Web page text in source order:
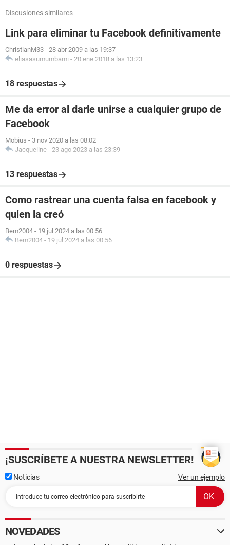
Discusiones similares
Link para eliminar tu Facebook definitivamente
ChristianM33 - 28 abr 2009 a las 19:37
eliasasumumbami - 20 ene 2018 a las 13:23
18 respuestas
Me da error al darle unirse a cualquier grupo de
Facebook
Mobius - 3 nov 2020 a las 08:02
Jacqueline - 23 ago 2023 a las 23:39
13 respuestas
Como rastrear una cuenta falsa en facebook y
quien la creó
Bem2004 - 19 jul 2024 a las 00:56
Bem2004 - 19 jul 2024 a las 00:56
0 respuestas
¡SUSCRÍBETE A NUESTRA NEWSLETTER!
Noticias Ver un ejemplo
NOVEDADES